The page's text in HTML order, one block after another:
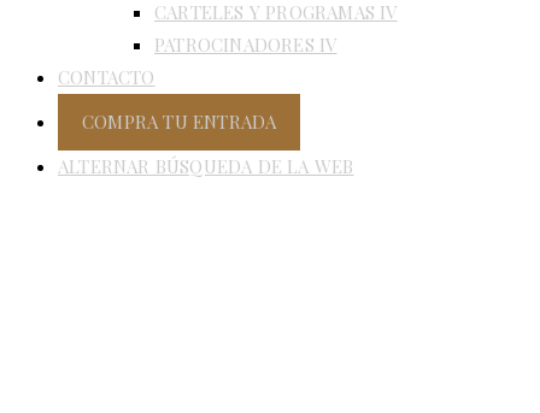
CARTELES Y PROGRAMAS IV
PATROCINADORES IV
CONTACTO
COMPRA TU ENTRADA
ALTERNAR BÚSQUEDA DE LA WEB